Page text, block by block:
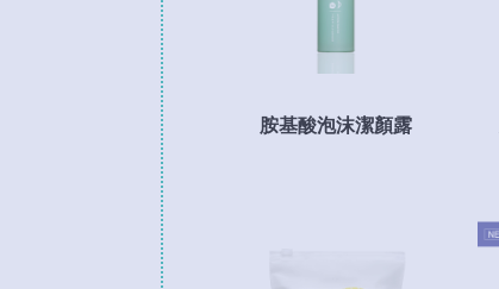
胺基酸泡沫潔顏露